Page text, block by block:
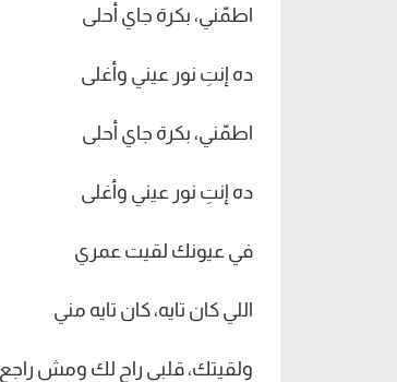
اطمّني، بكرة جاي أحلى
ده إنتِ نور عيني وأغلى
اطمّني، بكرة جاي أحلى
ده إنتِ نور عيني وأغلى
في عيونك لقيت عمري
اللي كان تايه، كان تايه مني
ولقيتك، قلبي راح لك ومش راجع